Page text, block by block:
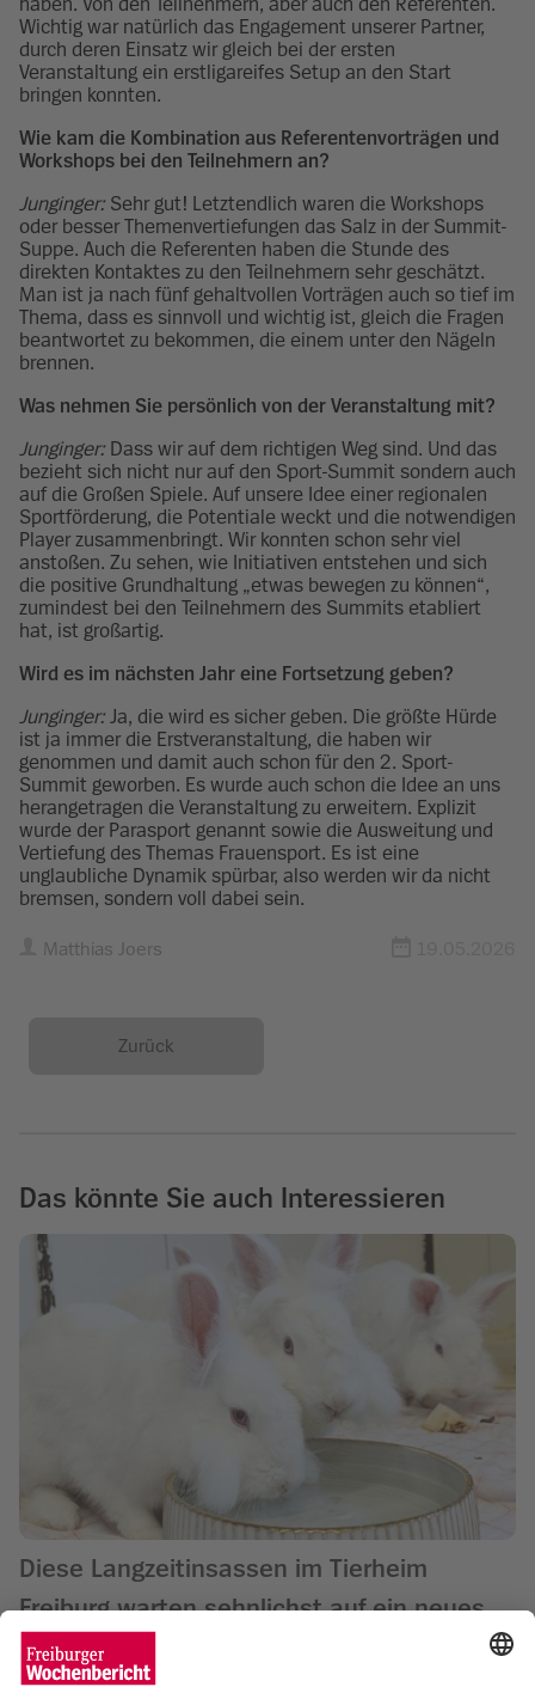
Wichtig war natürlich das Engagement unserer Partner,
durch deren Einsatz wir gleich bei der ersten
Veranstaltung ein erstligareifes Setup an den Start
bringen konnten.
Wie kam die Kombination aus Referentenvorträgen und
Workshops bei den Teilnehmern an?
Junginger: Sehr gut! Letztendlich waren die Workshops
oder besser Themenvertiefungen das Salz in der Summit-
Suppe. Auch die Referenten haben die Stunde des
direkten Kontaktes zu den Teilnehmern sehr geschätzt.
Man ist ja nach fünf gehaltvollen Vorträgen auch so tief im
Thema, dass es sinnvoll und wichtig ist, gleich die Fragen
beantwortet zu bekommen, die einem unter den Nägeln
brennen.
Was nehmen Sie persönlich von der Veranstaltung mit?
Junginger: Dass wir auf dem richtigen Weg sind. Und das
bezieht sich nicht nur auf den Sport-Summit sondern auch
auf die Großen Spiele. Auf unsere Idee einer regionalen
Sportförderung, die Potentiale weckt und die notwendigen
Player zusammenbringt. Wir konnten schon sehr viel
anstoßen. Zu sehen, wie Initiativen entstehen und sich
die positive Grundhaltung „etwas bewegen zu können“,
zumindest bei den Teilnehmern des Summits etabliert
hat, ist großartig.
Wird es im nächsten Jahr eine Fortsetzung geben?
Junginger: Ja, die wird es sicher geben. Die größte Hürde
ist ja immer die Erstveranstaltung, die haben wir
genommen und damit auch schon für den 2. Sport-
Summit geworben. Es wurde auch schon die Idee an uns
herangetragen die Veranstaltung zu erweitern. Explizit
wurde der Parasport genannt sowie die Ausweitung und
Vertiefung des Themas Frauensport. Es ist eine
unglaubliche Dynamik spürbar, also werden wir da nicht
bremsen, sondern voll dabei sein.
Matthias Joers
Zurück
Das könnte Sie auch Interessieren
Diese Langzeitinsassen im Tierheim
Freiburg warten sehnlichst auf ein neues
Zuhause